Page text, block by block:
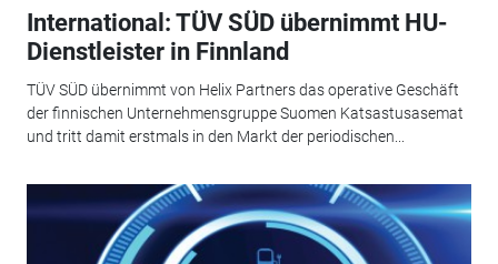
International: TÜV SÜD übernimmt HU-
Dienstleister in Finnland
TÜV SÜD übernimmt von Helix Partners das operative Geschäft
der finnischen Unternehmensgruppe Suomen Katsastusasemat
und tritt damit erstmals in den Markt der periodischen...